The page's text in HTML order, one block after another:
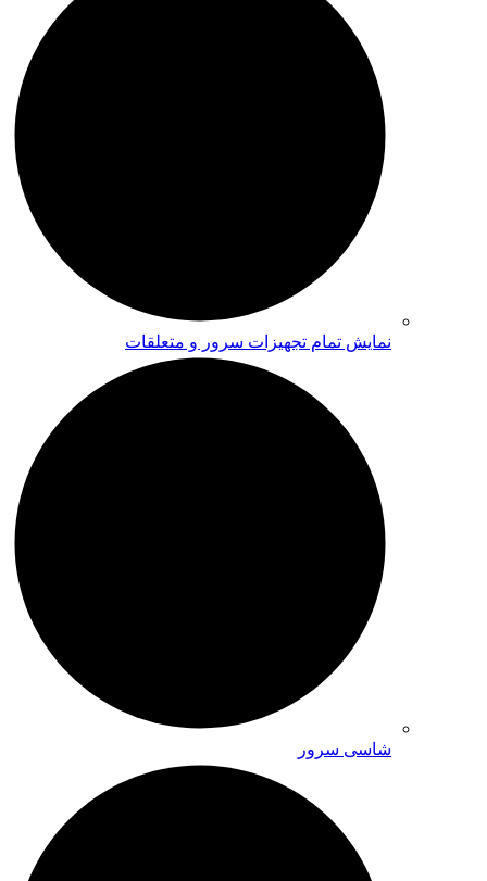
نمایش تمام تجهیزات سرور و متعلقات
شاسی سرور